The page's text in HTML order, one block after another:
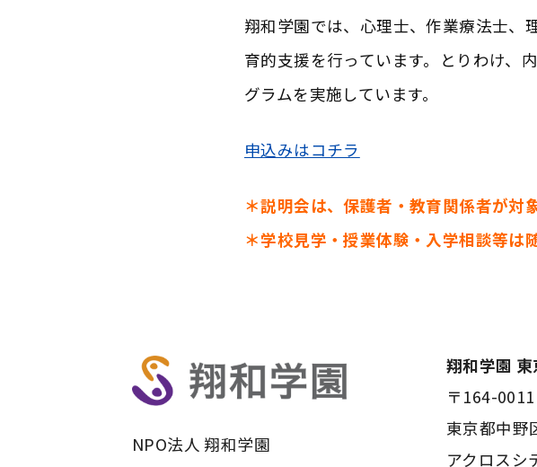
翔和学園では、心理士、作業療法士、
育的支援を行っています。とりわけ、
グラムを実施しています。
申込みはコチラ
＊説明会は、保護者・教育関係者が対
＊学校見学・授業体験・入学相談等は
NPO法人 翔和学園
翔和学園 東
〒164-0011
東京都中野
アクロスシ